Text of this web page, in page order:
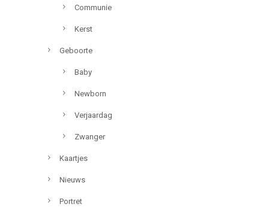
Communie
Kerst
Geboorte
Baby
Newborn
Verjaardag
Zwanger
Kaartjes
Nieuws
Portret